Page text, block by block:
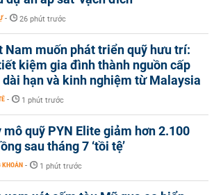
- 26 phút trước
Nam muốn phát triển quỹ hưu trí:
kiệm gia đình thành nguồn cấp
dài hạn và kinh nghiệm từ Malaysia
- 1 phút trước
mô quỹ PYN Elite giảm hơn 2.100
sau tháng 7 ‘tồi tệ’
KHOÁN - 1 phút trước